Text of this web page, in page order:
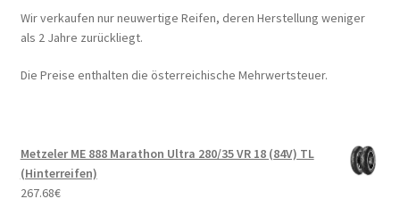
Wir verkaufen nur neuwertige Reifen, deren Herstellung weniger
als 2 Jahre zurückliegt.
Die Preise enthalten die österreichische Mehrwertsteuer.
Metzeler ME 888 Marathon Ultra 280/35 VR 18 (84V) TL
(Hinterreifen)
267.68€